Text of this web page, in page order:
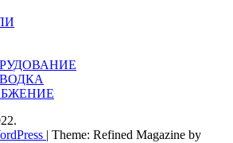
| Theme: Refined Magazine by